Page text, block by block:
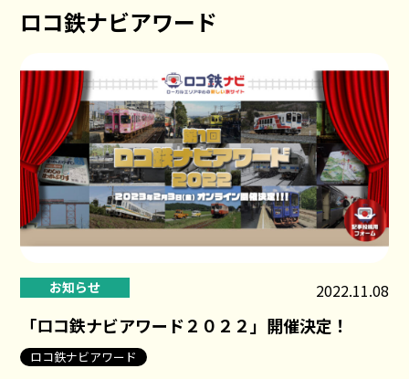
ロコ鉄ナビアワード
お知らせ 2022.11.08
「ロコ鉄ナビアワード２０２２」開催決定！
ロコ鉄ナビアワード